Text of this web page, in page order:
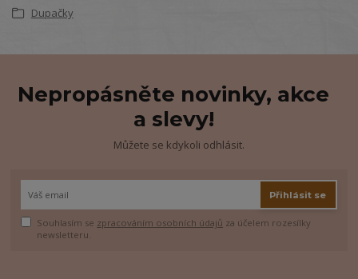
Dupačky
Nepropásněte novinky, akce
a slevy!
Můžete se kdykoli odhlásit.
Přihlásit se
Souhlasím se zpracováním osobních údajů za účelem rozesílky
newsletteru.